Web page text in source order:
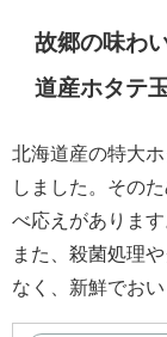
故郷の味わ
道産ホタテ
北海道産の特大
しました。その
べ応えがあります
また、殺菌処理
なく、新鮮でお